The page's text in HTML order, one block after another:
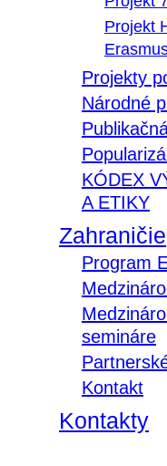
Projekt
Projekty
Národné
KÓDEX
A ETIKY
Zahraničie
Program
semináre
Kontakt
Kontakty